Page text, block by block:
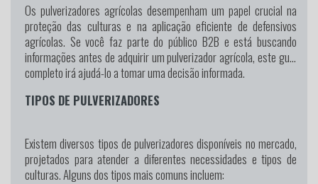
Os pulverizadores agrícolas desempenham um papel crucial na
proteção das culturas e na aplicação eficiente de defensivos
agrícolas. Se você faz parte do público B2B e está buscando
informações antes de adquirir um pulverizador agrícola, este guia
completo irá ajudá-lo a tomar uma decisão informada.
TIPOS DE PULVERIZADORES
Existem diversos tipos de pulverizadores disponíveis no mercado,
projetados para atender a diferentes necessidades e tipos de
culturas. Alguns dos tipos mais comuns incluem: